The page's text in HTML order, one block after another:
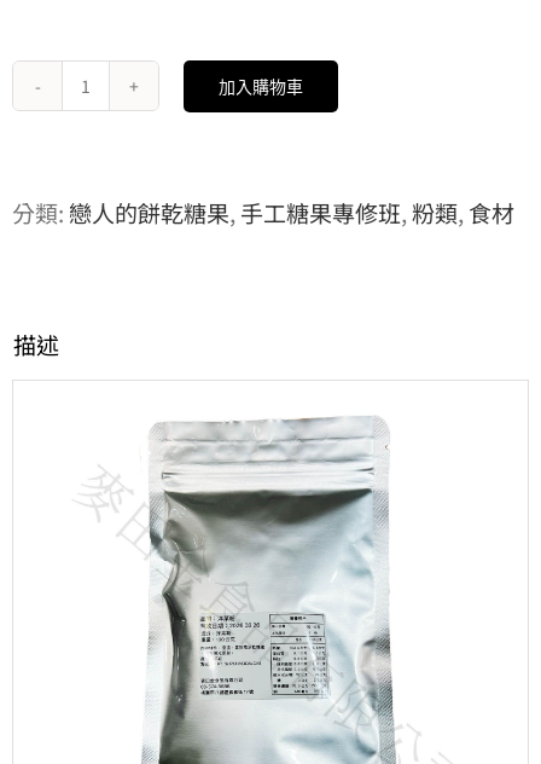
洋
粉
加入購物車
分類: 戀人的餅乾糖果, 手工糖果專修班,粉類, 食材
描述